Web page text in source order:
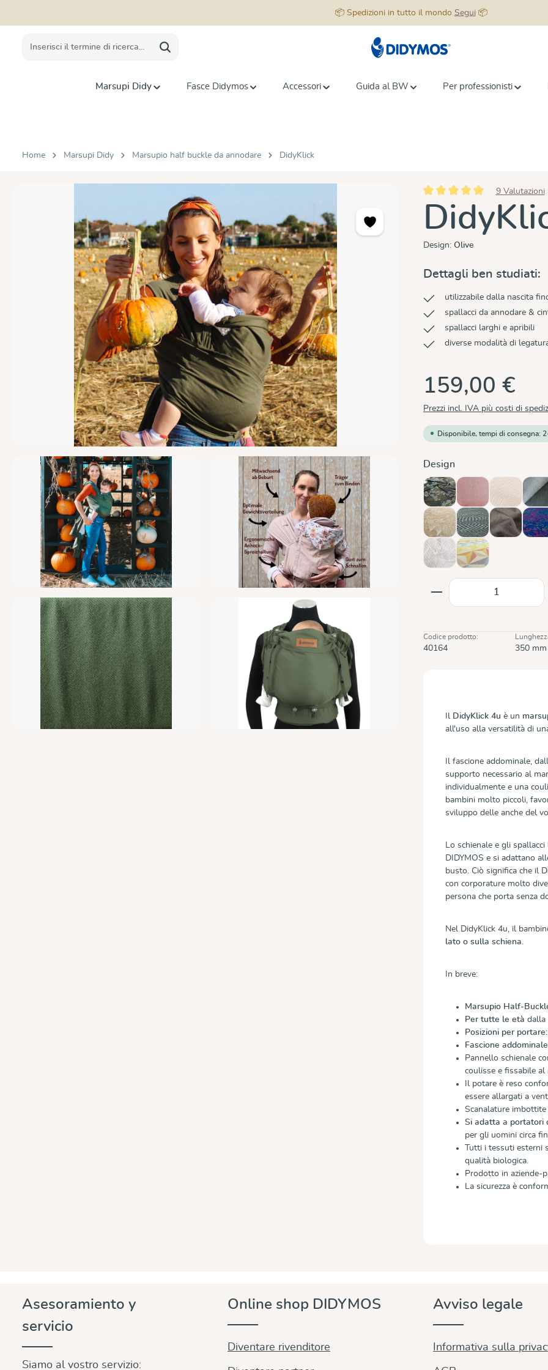
📦 Spedizioni in tutto il mondo Segui📦
Marsupi Didy Fasce Didymos Accessori Guida al BW Per professionisti
Home Marsupi Didy Marsupio half buckle da annodare DidyKlick
Valutazione media di 5 su 5 stelle
9 Valutazioni
Design: Olive
Dettagli ben studiati:
utilizzabile dalla nascita
spallacci da annodare &
spallacci larghi e apribili
diverse modalità di
159,00 €
Prezzi incl. IVA più costi di
Disponibile, tempi di consegna:
Seleziona
Design
Blue Blossom
Chili Cinnamon
(Questa
Magic Forest Almond
Metro Monochrom
Mocca
Trias Creme Linen
(Questa opzione non è al
Zephyr
Quantità del
Codice prodotto:
40164 350 mm
Il DidyKlick 4u è un
all'uso alla versatilità di
Il fascione addominale,
supporto necessario al
individualmente e una
bambini molto piccoli,
sviluppo delle anche del
Lo schienale e gli
DIDYMOS e si adattano
busto. Ciò significa che il
con corporature molto
persona che porta senza
Nel DidyKlick 4u, il
lato o sulla schiena.
In breve:
Marsupio Half-
Per tutte le età dalla
Posizioni per portare:
Fascione
Pannello schienale
coulisse e fissabile
Il potare è reso
essere allargati a
Scanalature
Si adatta a portatori
per gli uomini circa
Tutti i tessuti esterni
qualità biologica.
Prodotto in aziende-
La sicurezza è
Asesoramiento y
servicio
Siamo al vostro servizio:
Online shop DIDYMOS
Diventare rivenditore
Avviso legale
Informativa sulla